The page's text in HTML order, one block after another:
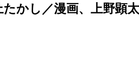
かし／漫画、上野顕